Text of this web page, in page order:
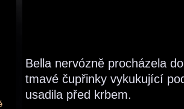
Bella nervózně procházela
tmavé čupřinky vykukující
usadila před krbem.